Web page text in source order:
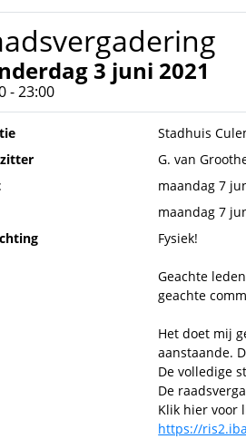
3 juni 2021
- 23:00
Stadhuis
G. van
maandag 7
maandag 7
Fysiek!
Geachte
geachte
Het doet mij
aanstaande.
De volledige
De
Klik hier voor
https://